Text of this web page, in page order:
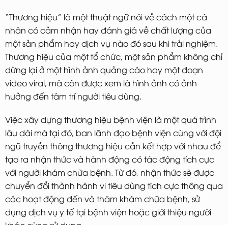
“Thương hiệu” là một thuật ngữ nói về cách một cá
nhân có cảm nhận hay đánh giá về chất lượng của
một sản phẩm hay dịch vụ nào đó sau khi trải nghiệm.
Thương hiệu của một tổ chức, một sản phẩm không chỉ
dừng lại ở một hình ảnh quảng cáo hay một đoạn
video viral, mà còn được xem là hình ảnh có ảnh
hưởng đến tâm trí người tiêu dùng.
Việc xây dựng thương hiệu bệnh viện là một quá trình
lâu dài mà tại đó, ban lãnh đạo bệnh viện cùng với đội
ngũ truyền thông thương hiệu cần kết hợp với nhau để
tạo ra nhận thức và hành động có tác động tích cực
với người khám chữa bệnh. Từ đó, nhận thức sẽ được
chuyển đổi thành hành vi tiêu dùng tích cực thông qua
các hoạt động đến và thăm khám chữa bệnh, sử
dụng dịch vụ y tế tại bệnh viện hoặc giới thiệu người